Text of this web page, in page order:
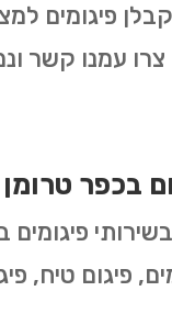
פיגומים
עמנו קשר
בכפר טרומן
פיגום טיח,